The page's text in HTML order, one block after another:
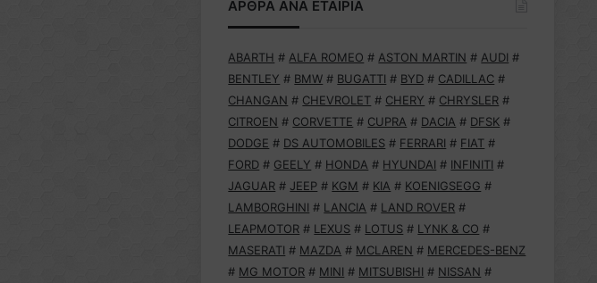
ΑΡΘΡΑ ΑΝΑ ΕΤΑΙΡΙΑ
ABARTH # ALFA ROMEO # ASTON MARTIN # AUDI #
BENTLEY # BMW # BUGATTI # BYD # CADILLAC #
CHANGAN # CHEVROLET # CHERY # CHRYSLER #
CITROEN # CORVETTE # CUPRA # DACIA # DFSK #
DODGE # DS AUTOMOBILES # FERRARI # FIAT #
FORD # GEELY # HONDA # HYUNDAI # INFINITI #
JAGUAR # JEEP # KGM # KIA # KOENIGSEGG #
LAMBORGHINI # LANCIA # LAND ROVER #
LEAPMOTOR # LEXUS # LOTUS # LYNK & CO #
MASERATI # MAZDA # MCLAREN # MERCEDES-BENZ
# MG MOTOR # MINI # MITSUBISHI # NISSAN #